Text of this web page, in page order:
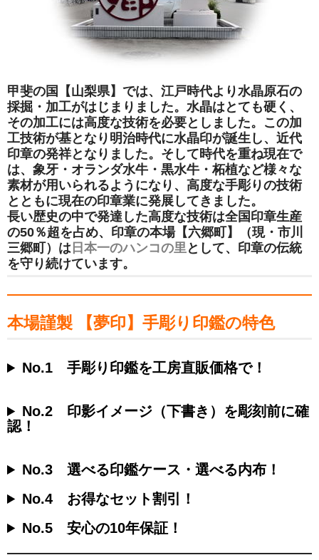
甲斐の国【山梨県】では、江戸時代より水晶原石の
採掘・加工がはじまりました。水晶はとても硬く、
その加工には高度な技術を必要としました。この加
工技術が基となり明治時代に水晶印が誕生し、近代
印章の発祥となりました。そして時代を重ね現在で
は、象牙・オランダ水牛・黒水牛・柘植など様々な
素材が用いられるようになり、高度な手彫りの技術
とともに現在の印章業に発展してきました。
長い歴史の中で発達した高度な技術は全国印章生産
の50％超を占め、印章の本場【六郷町】（現・市川
三郷町）は 日本一のハンコの里 として、印章の伝統
を守り続けています。
本場謹製 【夢印】手彫り印鑑の特色
No.1 手彫り印鑑を工房直販価格で！
No.2 印影イメージ（下書き）を彫刻前に確
認！
No.3 選べる印鑑ケース・選べる内布！
No.4 お得なセット割引！
No.5 安心の10年保証！